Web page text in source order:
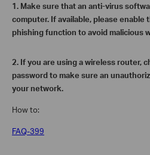
1. Make sure that an anti-virus
computer. If available, please enable
phishing function to avoid malicious
2. If you are using a wireless router,
password to make sure an
your network.
How to:
FAQ-399